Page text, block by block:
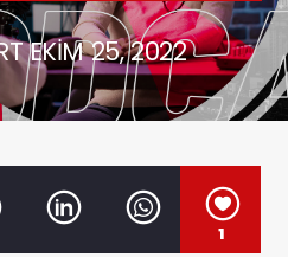
EKIM 25, 2022
1